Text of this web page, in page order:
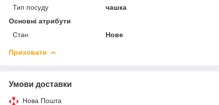
Тип посуду
чашка
Основні атрибути
Стан
Нове
Приховати
Умови доставки
Нова Пошта